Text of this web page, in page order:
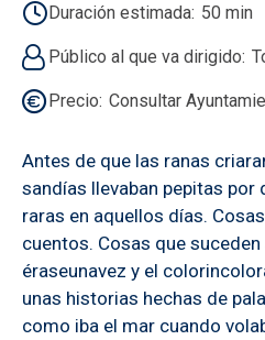
Duración estimada 50 min
Público al que va dirigido
Precio Consultar
Antes de que las ranas
sandías llevaban pepitas por
raras en aquellos días.
cuentos. Cosas que
éraseunavez y el
unas historias hechas de
como iba el mar cuando